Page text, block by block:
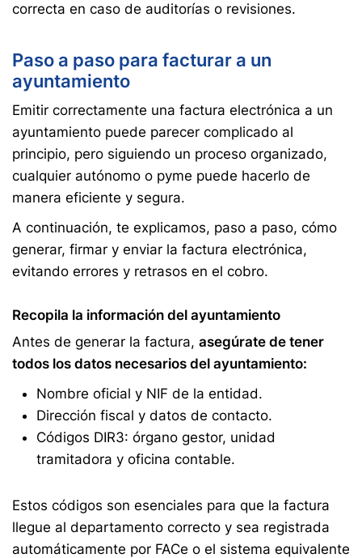
correcta en caso de auditorías o revisiones.
Paso a paso para facturar a un
ayuntamiento
Emitir correctamente una factura electrónica a un
ayuntamiento puede parecer complicado al
principio, pero siguiendo un proceso organizado,
cualquier autónomo o pyme puede hacerlo de
manera eficiente y segura.
A continuación, te explicamos, paso a paso, cómo
generar, firmar y enviar la factura electrónica,
evitando errores y retrasos en el cobro.
Recopila la información del ayuntamiento
Antes de generar la factura, asegúrate de tener
todos los datos necesarios del ayuntamiento:
Nombre oficial y NIF de la entidad.
Dirección fiscal y datos de contacto.
Códigos DIR3: órgano gestor, unidad
tramitadora y oficina contable.
Estos códigos son esenciales para que la factura
llegue al departamento correcto y sea registrada
automáticamente por FACe o el sistema equivalente